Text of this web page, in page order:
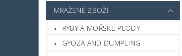
MRAŽENÉ ZBOŽÍ
RYBY A MOŘSKÉ PLODY
GYOZA AND DUMPLING